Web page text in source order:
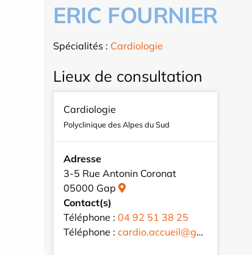
ERIC FOURNIER
Spécialités : Cardiologie
Lieux de consultation
Cardiologie
Polyclinique des Alpes du Sud
Adresse
3-5 Rue Antonin Coronat
05000 Gap
Contact(s)
Téléphone : 04 92 51 38 25
Téléphone : cardio.accueil@gmail.com